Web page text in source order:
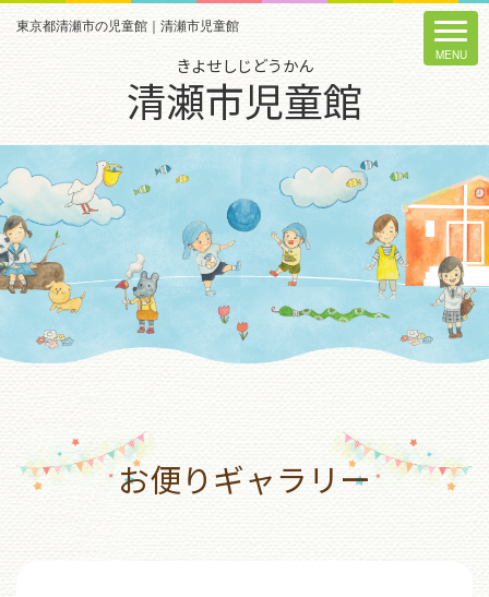
東京都清瀬市の児童館｜清瀬市児童館
きよせしじどうかん
清瀬市児童館
お便りギャラリー